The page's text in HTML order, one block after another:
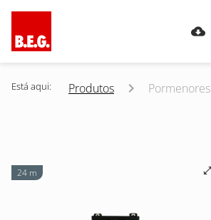
Está aqui: Produtos Pormenores
24 m